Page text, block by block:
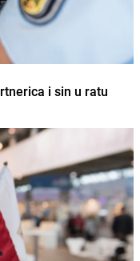
i sin u ratu